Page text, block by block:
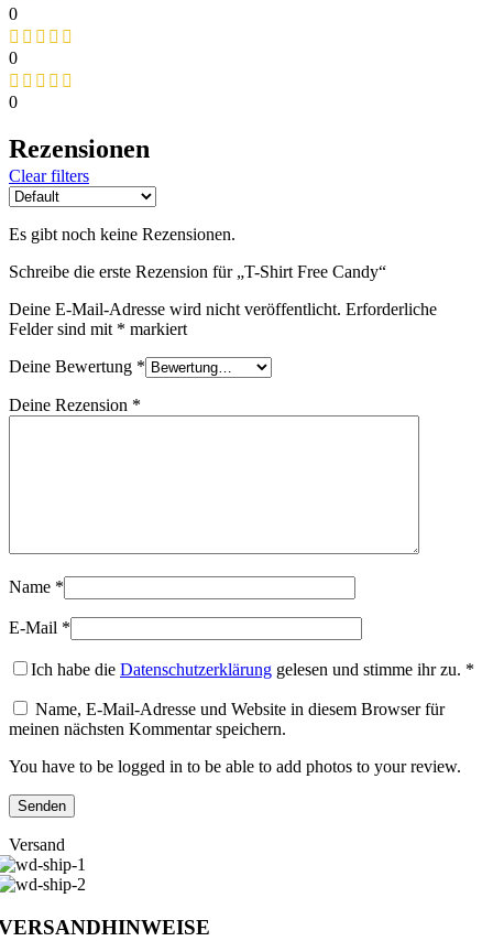
0
0
0
Rezensionen
Clear filters
Es gibt noch keine Rezensionen.
Schreibe die erste Rezension für „T-Shirt Free Candy“
Deine E-Mail-Adresse wird nicht veröffentlicht. Erforderliche
Felder sind mit * markiert
Deine Bewertung *
Deine Rezension *
Name *
E-Mail *
Ich habe die Datenschutzerklärung gelesen und stimme ihr zu. *
Name, E-Mail-Adresse und Website in diesem Browser für
meinen nächsten Kommentar speichern.
You have to be logged in to be able to add photos to your review.
Versand